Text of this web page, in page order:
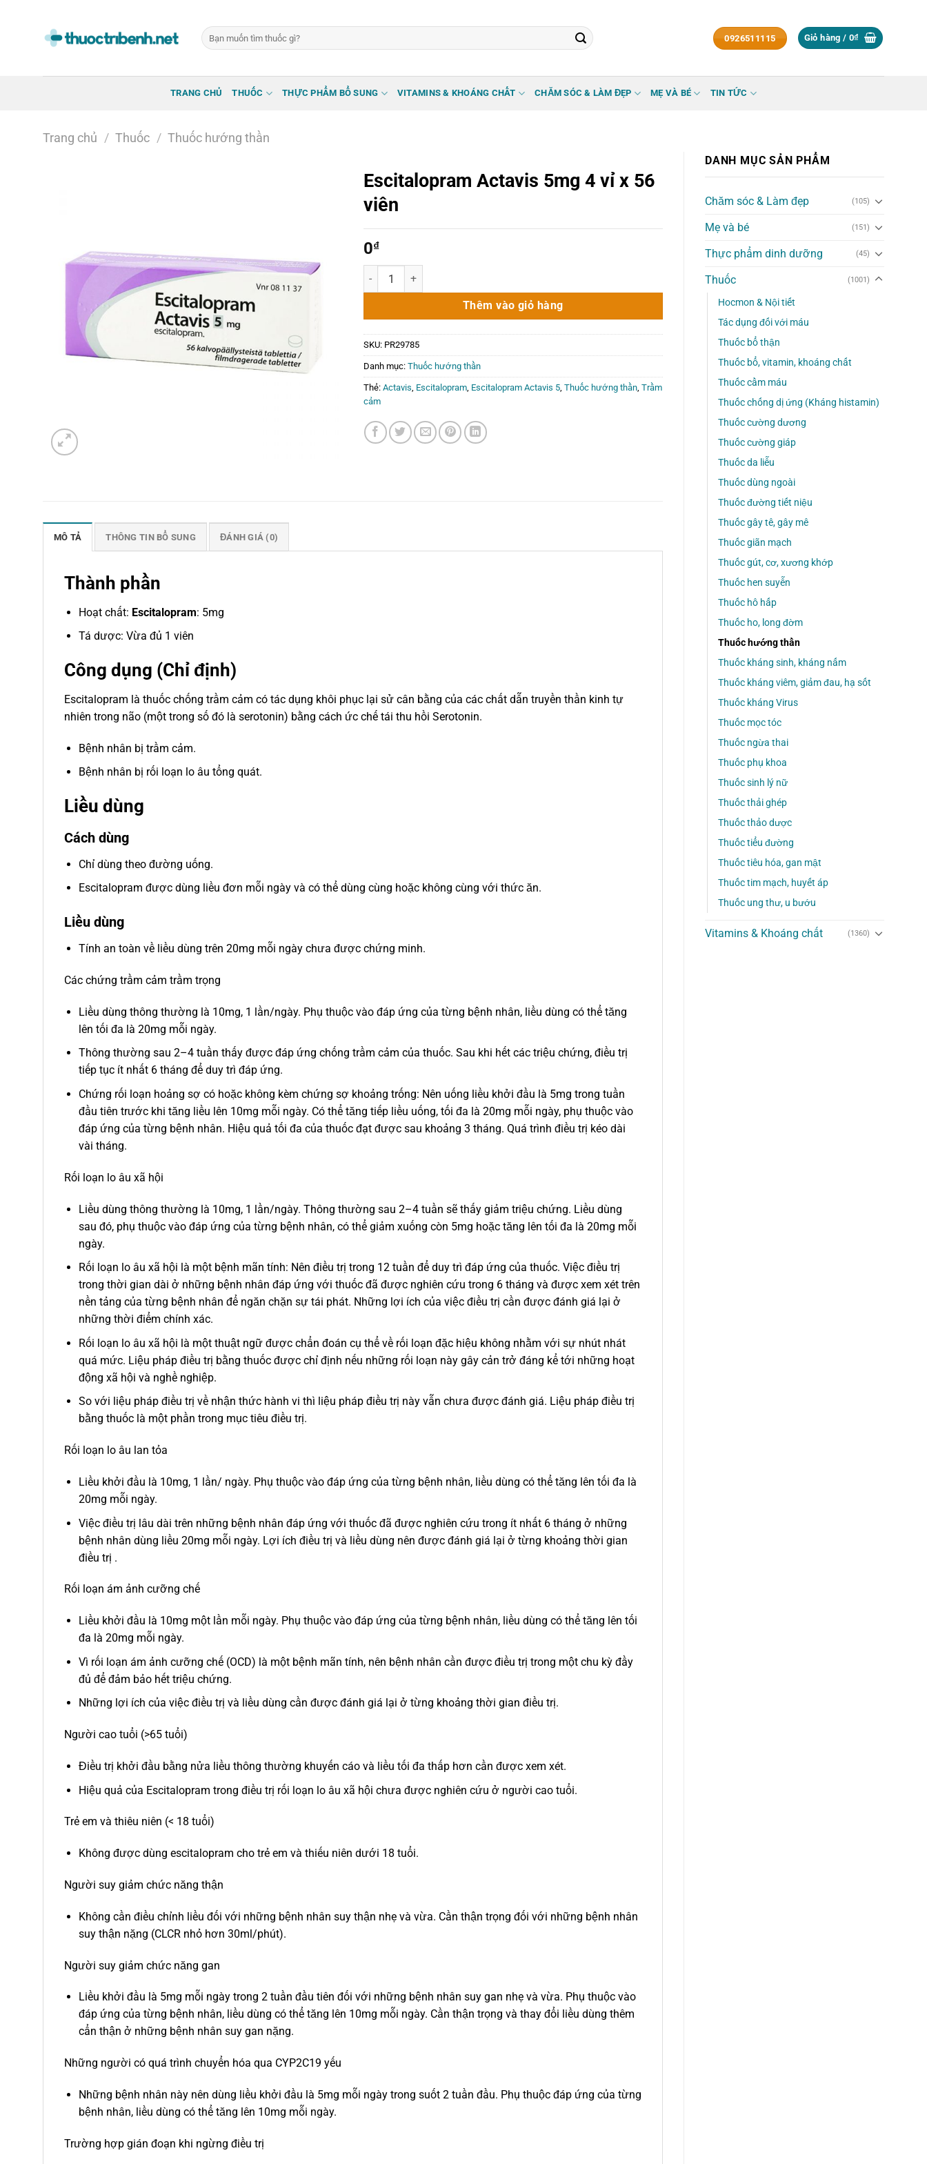
Tìm
kiếm:
0926511115 Giỏ hàng / 0₫
TRANG CHỦ THUỐC THỰC PHẨM BỔ SUNG VITAMINS & KHOÁNG CHẤT CHĂM SÓC & LÀM ĐẸP MẸ VÀ BÉ TIN TỨC
Trang chủ / Thuốc / Thuốc hướng thần
DANH MỤC SẢN PHẨM
Chăm sóc & Làm đẹp (105)
Mẹ và bé (151)
Thực phẩm dinh dưỡng (45)
Thuốc (1001)
Hocmon & Nội tiết
Tác dụng đối với máu
Thuốc bổ thận
Thuốc bổ, vitamin, khoáng chất
Thuốc cầm máu
Thuốc chống dị ứng (Kháng histamin)
Thuốc cường dương
Thuốc cường giáp
Thuốc da liễu
Thuốc dùng ngoài
Thuốc đường tiết niệu
Thuốc gây tê, gây mê
Thuốc giãn mạch
Thuốc gút, cơ, xương khớp
Thuốc hen suyễn
Thuốc hô hấp
Thuốc ho, long đờm
Thuốc hướng thần
Thuốc kháng sinh, kháng nấm
Thuốc kháng viêm, giảm đau, hạ sốt
Thuốc kháng Virus
Thuốc mọc tóc
Thuốc ngừa thai
Thuốc phụ khoa
Thuốc sinh lý nữ
Thuốc thải ghép
Thuốc thảo dược
Thuốc tiểu đường
Thuốc tiêu hóa, gan mật
Thuốc tim mạch, huyết áp
Thuốc ung thư, u bướu
Vitamins & Khoáng chất (1360)
Escitalopram Actavis 5mg 4 vỉ x 56
viên
0₫
Escitalopram Actavis 5mg 4 vỉ x 56 viên số lượng
Thêm vào giỏ hàng
SKU: PR29785
Danh mục: Thuốc hướng thần
Thẻ: Actavis Escitalopram, Escitalopram Actavis 5, Thuốc hướng thần, Trầm
cảm
MÔ TẢ THÔNG TIN BỔ SUNG ĐÁNH GIÁ (0)
Thành phần
Hoạt chất: Escitalopram: 5mg
Tá dược: Vừa đủ 1 viên
Công dụng (Chỉ định)
Escitalopram là thuốc chống trầm cảm có tác dụng khôi phục lại sử cân bằng của các chất dẫn truyền thần kinh tự
nhiên trong não (một trong số đó là serotonin) bằng cách ức chế tái thu hồi Serotonin.
Bệnh nhân bị trầm cảm.
Bệnh nhân bị rối loạn lo âu tổng quát.
Liều dùng
Cách dùng
Chỉ dùng theo đường uống.
Escitalopram được dùng liều đơn mỗi ngày và có thể dùng cùng hoặc không cùng với thức ăn.
Liều dùng
Tính an toàn về liều dùng trên 20mg mỗi ngày chưa được chứng minh.
Các chứng trầm cảm trầm trọng
Liều dùng thông thường là 10mg, 1 lần/ngày. Phụ thuộc vào đáp ứng của từng bệnh nhân, liều dùng có thể tăng
lên tối đa là 20mg mỗi ngày.
Thông thường sau 2–4 tuần thấy được đáp ứng chống trầm cảm của thuốc. Sau khi hết các triệu chứng, điều trị
tiếp tục ít nhất 6 tháng để duy trì đáp ứng.
Chứng rối loạn hoảng sợ có hoặc không kèm chứng sợ khoảng trống: Nên uống liều khởi đầu là 5mg trong tuần
đầu tiên trước khi tăng liều lên 10mg mỗi ngày. Có thể tăng tiếp liều uống, tối đa là 20mg mỗi ngày, phụ thuộc vào
đáp ứng của từng bệnh nhân. Hiệu quả tối đa của thuốc đạt được sau khoảng 3 tháng. Quá trình điều trị kéo dài
vài tháng.
Rối loạn lo âu xã hội
Liều dùng thông thường là 10mg, 1 lần/ngày. Thông thường sau 2–4 tuần sẽ thấy giảm triệu chứng. Liều dùng
sau đó, phụ thuộc vào đáp ứng của từng bệnh nhân, có thể giảm xuống còn 5mg hoặc tăng lên tối đa là 20mg mỗi
ngày.
Rối loạn lo âu xã hội là một bệnh mãn tính: Nên điều trị trong 12 tuần để duy trì đáp ứng của thuốc. Việc điều trị
trong thời gian dài ở những bệnh nhân đáp ứng với thuốc đã được nghiên cứu trong 6 tháng và được xem xét trên
nền tảng của từng bệnh nhân để ngăn chặn sự tái phát. Những lợi ích của việc điều trị cần được đánh giá lại ở
những thời điểm chính xác.
Rối loạn lo âu xã hội là một thuật ngữ được chẩn đoán cụ thể về rối loạn đặc hiệu không nhằm với sự nhút nhát
quá mức. Liệu pháp điều trị bằng thuốc được chỉ định nếu những rối loạn này gây cản trở đáng kể tới những hoạt
động xã hội và nghề nghiệp.
So với liệu pháp điều trị về nhận thức hành vi thì liệu pháp điều trị này vẫn chưa được đánh giá. Liệu pháp điều trị
bằng thuốc là một phần trong mục tiêu điều trị.
Rối loạn lo âu lan tỏa
Liều khởi đầu là 10mg, 1 lần/ ngày. Phụ thuộc vào đáp ứng của từng bệnh nhân, liều dùng có thể tăng lên tối đa là
20mg mỗi ngày.
Việc điều trị lâu dài trên những bệnh nhân đáp ứng với thuốc đã được nghiên cứu trong ít nhất 6 tháng ở những
bệnh nhân dùng liều 20mg mỗi ngày. Lợi ích điều trị và liều dùng nên được đánh giá lại ở từng khoảng thời gian
điều trị .
Rối loạn ám ảnh cưỡng chế
Liều khởi đầu là 10mg một lần mỗi ngày. Phụ thuộc vào đáp ứng của từng bệnh nhân, liều dùng có thể tăng lên tối
đa là 20mg mỗi ngày.
Vì rối loạn ám ảnh cưỡng chế (OCD) là một bệnh mãn tính, nên bệnh nhân cần được điều trị trong một chu kỳ đầy
đủ để đảm bảo hết triệu chứng.
Những lợi ích của việc điều trị và liều dùng cần được đánh giá lại ở từng khoảng thời gian điều trị.
Người cao tuổi (>65 tuổi)
Điều trị khởi đầu bằng nửa liều thông thường khuyến cáo và liều tối đa thấp hơn cần được xem xét.
Hiệu quả của Escitalopram trong điều trị rối loạn lo âu xã hội chưa được nghiên cứu ở người cao tuổi.
Trẻ em và thiêu niên (< 18 tuổi)
Không được dùng escitalopram cho trẻ em và thiếu niên dưới 18 tuổi.
Người suy giảm chức năng thận
Không cần điều chỉnh liều đối với những bệnh nhân suy thận nhẹ và vừa. Cần thận trọng đối với những bệnh nhân
suy thận nặng (CLCR nhỏ hơn 30ml/phút).
Người suy giảm chức năng gan
Liều khởi đầu là 5mg mỗi ngày trong 2 tuần đầu tiên đối với những bệnh nhân suy gan nhẹ và vừa. Phụ thuộc vào
đáp ứng của từng bệnh nhân, liều dùng có thể tăng lên 10mg mỗi ngày. Cần thận trọng và thay đổi liều dùng thêm
cẩn thận ở những bệnh nhân suy gan nặng.
Những người có quá trình chuyển hóa qua CYP2C19 yếu
Những bệnh nhân này nên dùng liều khởi đầu là 5mg mỗi ngày trong suốt 2 tuần đầu. Phụ thuộc đáp ứng của từng
bệnh nhân, liều dùng có thể tăng lên 10mg mỗi ngày.
Trường hợp gián đoạn khi ngừng điều trị